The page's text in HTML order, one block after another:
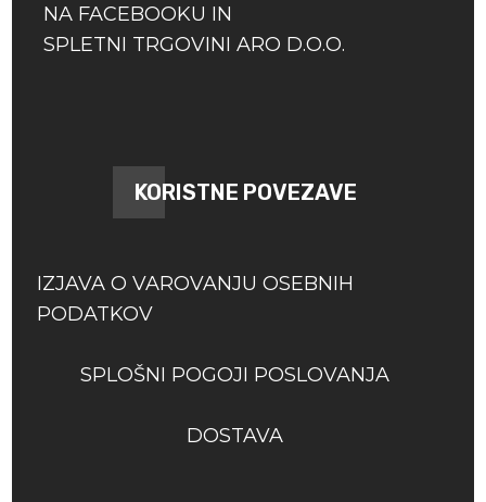
NA FACEBOOKU IN
SPLETNI TRGOVINI ARO D.O.O.
KORISTNE POVEZAVE
IZJAVA O VAROVANJU OSEBNIH
PODATKOV
SPLOŠNI POGOJI POSLOVANJA
DOSTAVA